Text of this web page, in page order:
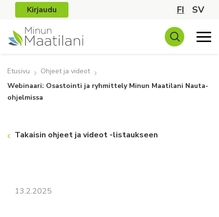
Kirjaudu FI SV
Etusivu
Ohjeet ja videot
Webinaari: Osastointi ja ryhmittely Minun Maatilani Nauta-
ohjelmissa
Takaisin ohjeet ja videot -listaukseen
13.2.2025